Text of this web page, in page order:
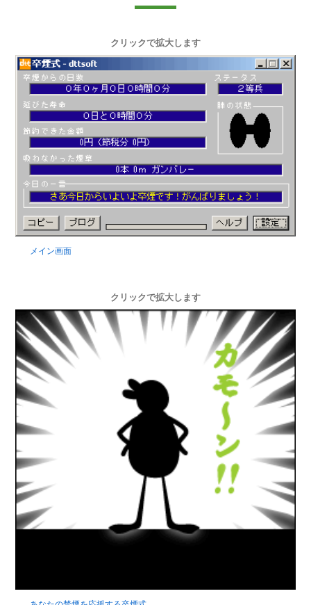
クリックで拡大します
メイン画面
クリックで拡大します